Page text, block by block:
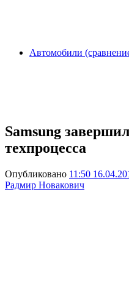
Автомобили
Samsung
техпроцесса
Опубликовано 11:50
Радмир Новакович